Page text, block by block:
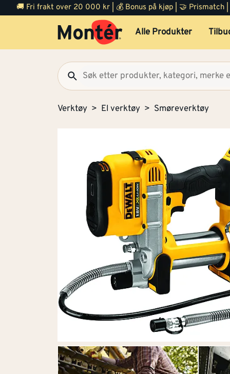
🚚 Fri frakt over 20 000 kr | 💰 Bonus på kjøp | 🤝 Prismatch
Alle Produkter
Verktøy El verktøy Smøreverktøy